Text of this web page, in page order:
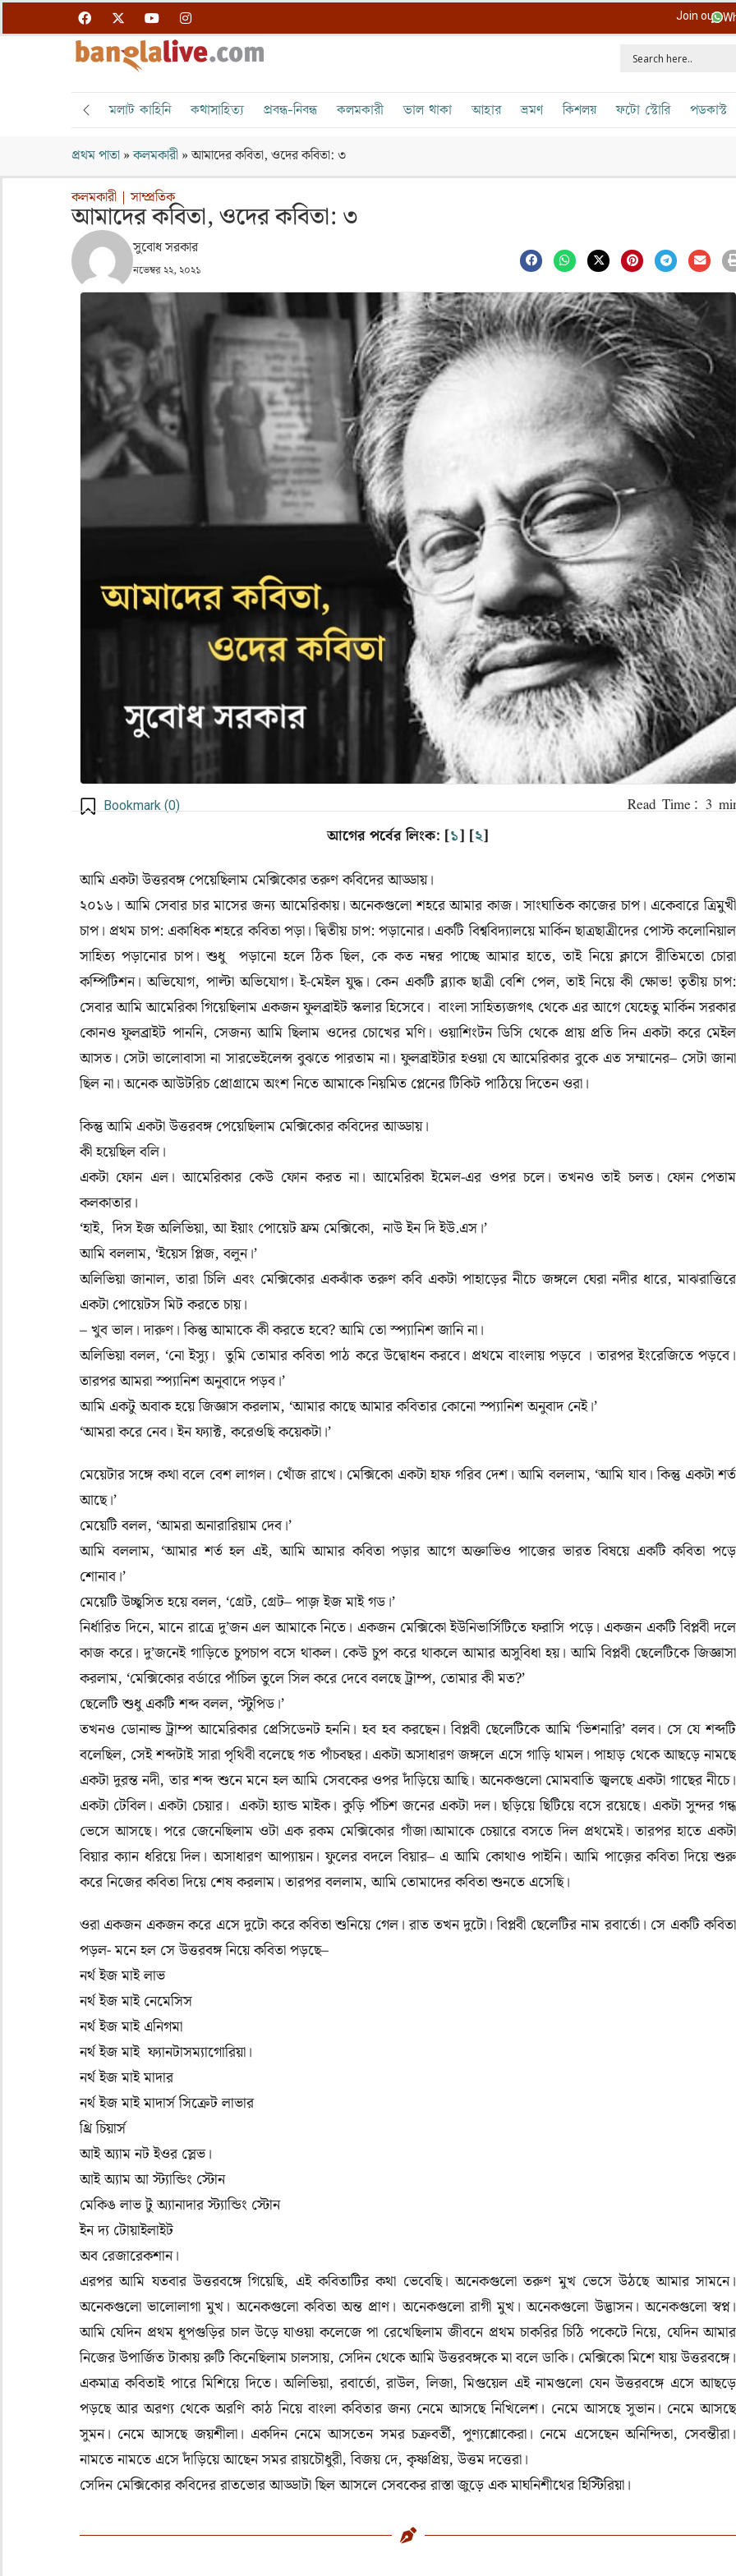
Join our
মলাট কাহিনি কথাসাহিত্য প্রবন্ধ-নিবন্ধ কলমকারী ভাল থাকা আহার ভ্রমণ কিশলয় ফটো স্টোরি পডকাস্ট
প্রথম পাতা »কলমকারী »আমাদের কবিতা, ওদের কবিতা: ৩
কলমকারী |সাম্প্রতিক
আমাদের কবিতা, ওদের কবিতা: ৩
সুবোধ সরকার
নভেম্বর ২২, ২০২১
Bookmark (0)
আগের পর্বের লিংক: [১] [২]
আমি একটা উত্তরবঙ্গ পেয়েছিলাম মেক্সিকোর তরুণ কবিদের আড্ডায়।
২০১৬। আমি সেবার চার মাসের জন্য আমেরিকায়। অনেকগুলো শহরে আমার কাজ। সাংঘাতিক কাজের চাপ। একেবারে ত্রিমুখী
চাপ। প্রথম চাপ: একাধিক শহরে কবিতা পড়া। দ্বিতীয় চাপ: পড়ানোর। একটি বিশ্ববিদ্যালয়ে মার্কিন ছাত্রছাত্রীদের পোস্ট কলোনিয়াল
সাহিত্য পড়ানোর চাপ। শুধু পড়ানো হলে ঠিক ছিল, কে কত নম্বর পাচ্ছে আমার হাতে,তাই নিয়ে ক্লাসে রীতিমতো চোরা
কম্পিটিশন। অভিযোগ, পাল্টা অভিযোগ। ই-মেইল যুদ্ধ। কেন একটি ব্ল্যাক ছাত্রী বেশি পেল, তাই নিয়ে কী ক্ষোভ! তৃতীয় চাপ:
সেবার আমি আমেরিকা গিয়েছিলাম একজন ফুলব্রাইট স্কলার হিসেবে। বাংলা সাহিত্যজগৎ থেকে এর আগে যেহেতু মার্কিন সরকার
কোনও ফুলব্রাইট পাননি, সেজন্য আমি ছিলাম ওদের চোখের মণি। ওয়াশিংটন ডিসি থেকে প্রায় প্রতি দিন একটা করে মেইল
আসত। সেটা ভালোবাসা না সারভেইলেন্স বুঝতে পারতাম না। ফুলব্রাইটার হওয়া যে আমেরিকার বুকে এত সম্মানের– সেটা জানা
ছিল না। অনেক আউটরিচ প্রোগ্রামে অংশ নিতে আমাকে নিয়মিত প্লেনের টিকিট পাঠিয়ে দিতেন ওরা।
কিন্তু আমি একটা উত্তরবঙ্গ পেয়েছিলাম মেক্সিকোর কবিদের আড্ডায়।
কী হয়েছিল বলি।
একটা ফোন এল। আমেরিকার কেউ ফোন করত না। আমেরিকা ইমেল-এর ওপর চলে। তখনও তাই চলত। ফোন পেতাম
কলকাতার।
‘হাই,দিস ইজ অলিভিয়া,আ ইয়াং পোয়েট ফ্রম মেক্সিকো,নাউ ইন দি ইউ.এস।’
আমি বললাম, ‘ইয়েস প্লিজ,বলুন।’
অলিভিয়া জানাল, তারা চিলি এবং মেক্সিকোর একঝাঁক তরুণ কবি একটা পাহাড়ের নীচে জঙ্গলে ঘেরা নদীর ধারে, মাঝরাত্তিরে
একটা পোয়েটস মিট করতে চায়।
–খুব ভাল। দারুণ। কিন্তু আমাকে কী করতে হবে?আমি তো স্প্যানিশ জানি না।
অলিভিয়া বলল, ‘নো ইস্যু। তুমি তোমার কবিতা পাঠ করে উদ্বোধন করবে। প্রথমে বাংলায় পড়বে । তারপর ইংরেজিতে পড়বে।
তারপর আমরা স্প্যানিশ অনুবাদে পড়ব।’
আমি একটু অবাক হয়ে জিজ্ঞাস করলাম, ‘আমার কাছে আমার কবিতার কোনো স্প্যানিশ অনুবাদ নেই।’
‘আমরা করে নেব। ইন ফ্যাক্ট,করেওছি কয়েকটা।’
মেয়েটার সঙ্গে কথা বলে বেশ লাগল। খোঁজ রাখে। মেক্সিকো একটা হাফ গরিব দেশ। আমি বললাম, ‘আমি যাব। কিন্তু একটা শর্ত
আছে।’
মেয়েটি বলল, ‘আমরা অনারারিয়াম দেব।’
আমি বললাম, ‘আমার শর্ত হল এই, আমি আমার কবিতা পড়ার আগে অক্তাভিও পাজের ভারত বিষয়ে একটি কবিতা পড়ে
শোনাব।’
মেয়েটি উচ্ছ্বসিত হয়ে বলল, ‘গ্রেট, গ্রেট– পাজ় ইজ মাই গড।’
নির্ধারিত দিনে,মানে রাত্রে দু’জন এল আমাকে নিতে। একজন মেক্সিকো ইউনিভার্সিটিতে ফরাসি পড়ে। একজন একটি বিপ্লবী দলে
কাজ করে। দু’জনেই গাড়িতে চুপচাপ বসে থাকল। কেউ চুপ করে থাকলে আমার অসুবিধা হয়। আমি বিপ্লবী ছেলেটিকে জিজ্ঞাসা
করলাম, ‘মেক্সিকোর বর্ডারে পাঁচিল তুলে সিল করে দেবে বলছে ট্রাম্প, তোমার কী মত?’
ছেলেটি শুধু একটি শব্দ বলল, ‘স্টুপিড।’
তখনও ডোনাল্ড ট্রাম্প আমেরিকার প্রেসিডেনট হননি। হব হব করছেন। বিপ্লবী ছেলেটিকে আমি ‘ভিশনারি’ বলব। সে যে শব্দটি
বলেছিল, সেই শব্দটাই সারা পৃথিবী বলেছে গত পাঁচবছর। একটা অসাধারণ জঙ্গলে এসে গাড়ি থামল। পাহাড় থেকে আছড়ে নামছে
একটা দুরন্ত নদী,তার শব্দ শুনে মনে হল আমি সেবকের ওপর দাঁড়িয়ে আছি। অনেকগুলো মোমবাতি জ্বলছে একটা গাছের নীচে।
একটা টেবিল। একটা চেয়ার। একটা হ্যান্ড মাইক। কুড়ি পঁচিশ জনের একটা দল। ছড়িয়ে ছিটিয়ে বসে রয়েছে। একটা সুন্দর গন্ধ
ভেসে আসছে। পরে জেনেছিলাম ওটা এক রকম মেক্সিকোর গাঁজা।আমাকে চেয়ারে বসতে দিল প্রথমেই। তারপর হাতে একটা
বিয়ার ক্যান ধরিয়ে দিল। অসাধারণ আপ্যায়ন। ফুলের বদলে বিয়ার– এ আমি কোথাও পাইনি। আমি পাজ়ের কবিতা দিয়ে শুরু
করে নিজের কবিতা দিয়ে শেষ করলাম। তারপর বললাম,আমি তোমাদের কবিতা শুনতে এসেছি।
ওরা একজন একজন করে এসে দুটো করে কবিতা শুনিয়ে গেল। রাত তখন দুটো। বিপ্লবী ছেলেটির নাম রবার্তো। সে একটি কবিতা
পড়ল- মনে হল সে উত্তরবঙ্গ নিয়ে কবিতা পড়ছে–
নর্থ ইজ মাই লাভ
নর্থ ইজ মাই নেমেসিস
নর্থ ইজ মাই এনিগমা
নর্থ ইজ মাই ফ্যানটাসম্যাগোরিয়া।
নর্থ ইজ মাই মাদার
নর্থ ইজ মাই মাদার্স সিক্রেট লাভার
থ্রি চিয়ার্স
আই অ্যাম নট ইওর স্লেভ।
আই অ্যাম আ স্ট্যান্ডিং স্টোন
মেকিঙ লাভ টু অ্যানাদার স্ট্যান্ডিং স্টোন
ইন দ্য টোয়াইলাইট
অব রেজারেকশান।
এরপর আমি যতবার উত্তরবঙ্গে গিয়েছি, এই কবিতাটির কথা ভেবেছি। অনেকগুলো তরুণ মুখ ভেসে উঠছে আমার সামনে।
অনেকগুলো ভালোলাগা মুখ। অনেকগুলো কবিতা অন্ত প্রাণ। অনেকগুলো রাগী মুখ। অনেকগুলো উদ্ভাসন। অনেকগুলো স্বপ্ন।
আমি যেদিন প্রথম ধূপগুড়ির চাল উড়ে যাওয়া কলেজে পা রেখেছিলাম জীবনে প্রথম চাকরির চিঠি পকেটে নিয়ে, যেদিন আমার
নিজের উপার্জিত টাকায় রুটি কিনেছিলাম চালসায়, সেদিন থেকে আমি উত্তরবঙ্গকে মা বলে ডাকি। মেক্সিকো মিশে যায় উত্তরবঙ্গে।
একমাত্র কবিতাই পারে মিশিয়ে দিতে। অলিভিয়া,রবার্তো,রাউল,লিজা,মিগুয়েল এই নামগুলো যেন উত্তরবঙ্গে এসে আছড়ে
পড়ছে আর অরণ্য থেকে অরণি কাঠ নিয়ে বাংলা কবিতার জন্য নেমে আসছে নিখিলেশ। নেমে আসছে সুভান। নেমে আসছে
সুমন। নেমে আসছে জয়শীলা। একদিন নেমে আসতেন সমর চক্রবর্তী, পুণ্যশ্লোকেরা। নেমে এসেছেন অনিন্দিতা, সেবন্তীরা।
নামতে নামতে এসে দাঁড়িয়ে আছেন সমর রায়চৌধুরী, বিজয় দে, কৃষ্ণপ্রিয়, উত্তম দত্তেরা।
সেদিন মেক্সিকোর কবিদের রাতভোর আড্ডাটা ছিল আসলে সেবকের রাস্তা জুড়ে এক মাঘনিশীথের হিস্টিরিয়া।